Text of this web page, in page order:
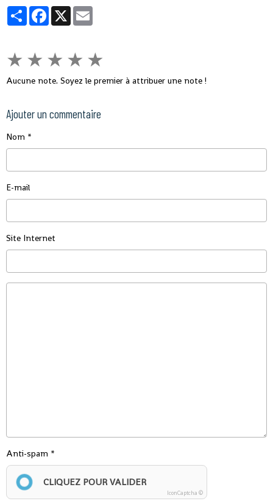
PartagerFacebook
X
★ ★ ★ ★ ★
Aucune note. Soyez le premier à attribuer une note !
Ajouter un commentaire
Nom
E-mail
Site Internet
Anti-spam
CLIQUEZ POUR VALIDER
IconCaptcha ©